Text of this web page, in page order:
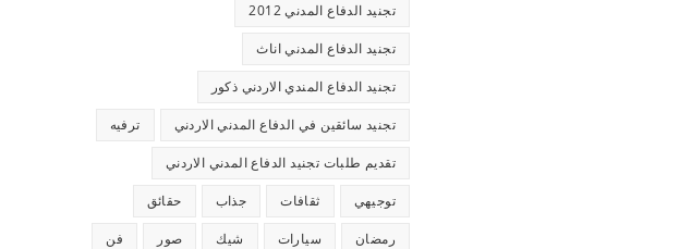
تجنيد الدفاع المدني 2012
تجنيد الدفاع المدني اناث
تجنيد الدفاع المندي الاردني ذكور
تجنيد سائقين في الدفاع المدني الاردني ترفيه
تقديم طلبات تجنيد الدفاع المدني الاردني
توجيهي ثقافات جذاب حقائق
رمضان سيارات شيك صور فن